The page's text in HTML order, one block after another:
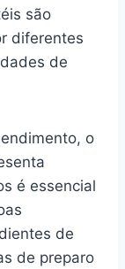
são
diferentes
de
o
é essencial
de
de preparo